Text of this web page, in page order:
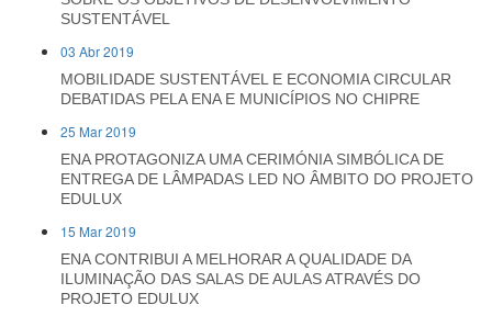
SUSTENTÁVEL
03 Abr 2019
MOBILIDADE SUSTENTÁVEL E ECONOMIA CIRCULAR
DEBATIDAS PELA ENA E MUNICÍPIOS NO CHIPRE
25 Mar 2019
ENA PROTAGONIZA UMA CERIMÓNIA SIMBÓLICA DE
ENTREGA DE LÂMPADAS LED NO ÂMBITO DO PROJETO
EDULUX
15 Mar 2019
ENA CONTRIBUI A MELHORAR A QUALIDADE DA
ILUMINAÇÃO DAS SALAS DE AULAS ATRAVÉS DO
PROJETO EDULUX